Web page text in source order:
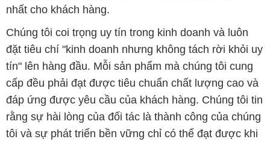
cấp đều phải đạt được tiêu chuẩn chất lượng cao và
đáp ứng được yêu cầu của khách hàng. Chúng tôi tin
rằng sự hài lòng của đối tác là thành công của chúng
tôi và sự phát triển bền vững chỉ có thể đạt được khi
cùng nhau hợp tác và phát triển.
Với đội ngũ nhân viên chuyên nghiệp, giàu kinh
nghiệm và tận tâm, chúng tôi có khả năng đáp ứng
đa dạng các nhu cầu hóa chất của khách hàng từ các